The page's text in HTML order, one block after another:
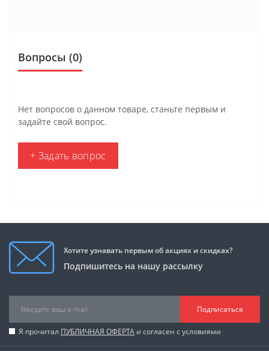
Вопросы (0)
Нет вопросов о данном товаре, станьте первым и
задайте свой вопрос.
+ Задать вопрос
Хотите узнавать первым об акциях и скидках?
Подпишитесь на нашу рассылку
Подписаться
Я прочитал ПУБЛИЧНАЯ ОФЕРТА и согласен с условиями